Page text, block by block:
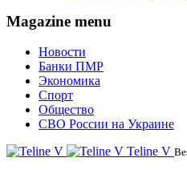
Magazine menu
Новости
Банки ПМР
Экономика
Спорт
Общество
СВО России на Украине
Teline V